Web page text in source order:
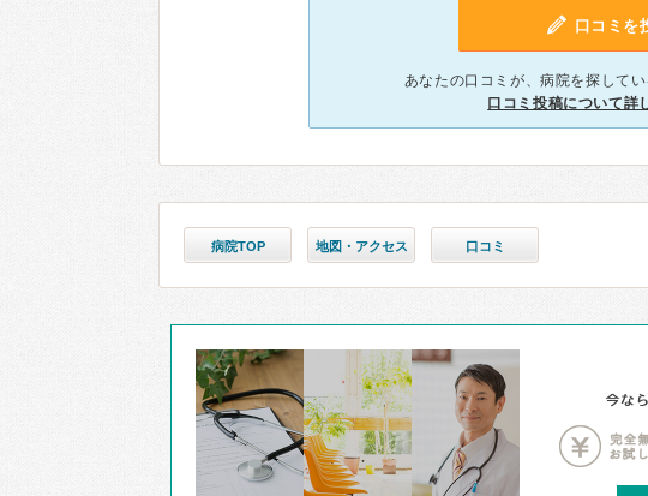
口コミを
あなたの口コミが、病院を探してい
口コミ投稿について詳
病院TOP 地図・アクセス 口コミ